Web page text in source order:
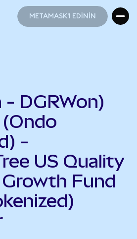
METAMASK'I EDİNİN
- DGRWon)
-
US Quality
Fund